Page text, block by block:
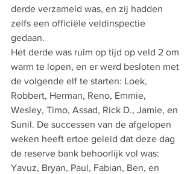
derde verzameld was, en zij hadden
zelfs een officiële veldinspectie
gedaan.
Het derde was ruim op tijd op veld 2 om
warm te lopen, en er werd besloten met
de volgende elf te starten: Loek,
Robbert, Herman, Reno, Emmie,
Wesley, Timo, Assad, Rick D., Jamie, en
Sunil. De successen van de afgelopen
weken heeft ertoe geleid dat deze dag
de reserve bank behoorlijk vol was:
Yavuz, Bryan, Paul, Fabian, Ben, en